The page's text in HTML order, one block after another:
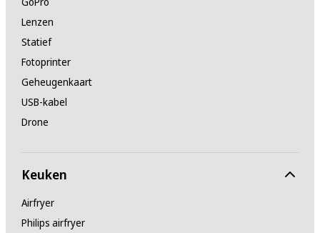
Lenzen
Statief
Fotoprinter
Geheugenkaart
USB-kabel
Drone
Keuken
Airfryer
Philips airfryer